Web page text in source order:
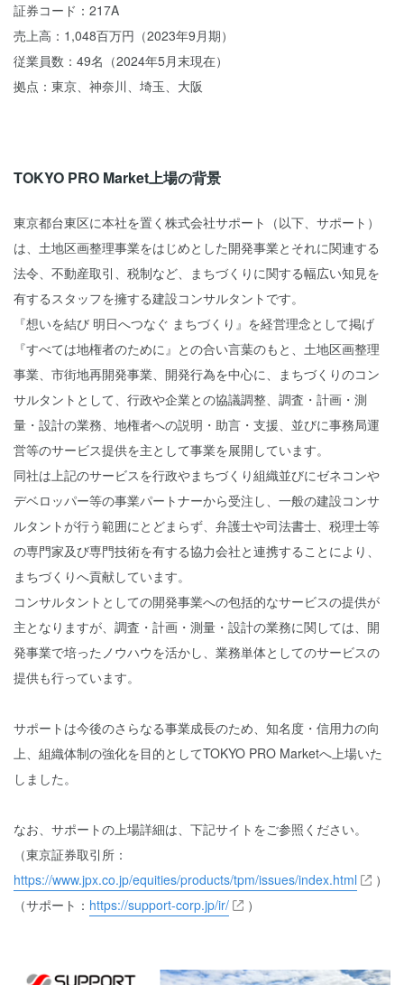
証券コード：217A
売上高：1,048百万円（2023年9月期）
従業員数：49名（2024年5月末現在）
拠点：東京、神奈川、埼玉、大阪
TOKYO PRO Market上場の背景
東京都台東区に本社を置く株式会社サポート（以下、サポート）
は、土地区画整理事業をはじめとした開発事業とそれに関連する
法令、不動産取引、税制など、まちづくりに関する幅広い知見を
有するスタッフを擁する建設コンサルタントです。
『想いを結び 明日へつなぐ まちづくり』を経営理念として掲げ
『すべては地権者のために』との合い言葉のもと、土地区画整理
事業、市街地再開発事業、開発行為を中心に、まちづくりのコン
サルタントとして、行政や企業との協議調整、調査・計画・測
量・設計の業務、地権者への説明・助言・支援、並びに事務局運
営等のサービス提供を主として事業を展開しています。
同社は上記のサービスを行政やまちづくり組織並びにゼネコンや
デベロッパー等の事業パートナーから受注し、一般の建設コンサ
ルタントが行う範囲にとどまらず、弁護士や司法書士、税理士等
の専門家及び専門技術を有する協力会社と連携することにより、
まちづくりへ貢献しています。
コンサルタントとしての開発事業への包括的なサービスの提供が
主となりますが、調査・計画・測量・設計の業務に関しては、開
発事業で培ったノウハウを活かし、業務単体としてのサービスの
提供も行っています。
サポートは今後のさらなる事業成長のため、知名度・信用力の向
上、組織体制の強化を目的としてTOKYO PRO Marketへ上場いた
しました。
なお、サポートの上場詳細は、下記サイトをご参照ください。
（東京証券取引所：
https://www.jpx.co.jp/equities/products/tpm/issues/index.html
）
（サポート： https://support-corp.jp/ir/ ）